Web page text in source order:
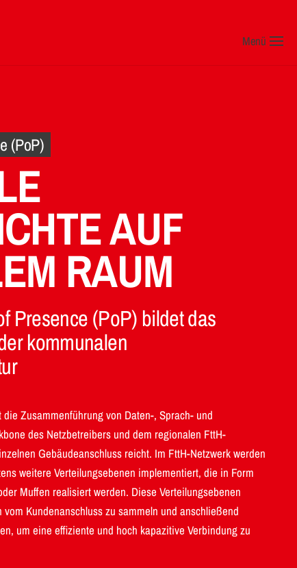
Menü
(PoP)
AUF
RAUM
Presence (PoP) bildet das
kommunalen
Zusammenführung von Daten-, Sprach- und
des Netzbetreibers und dem regionalen FttH-
Gebäudeanschluss reicht. Im FttH-Netzwerk werden
weitere Verteilungsebenen implementiert, die in Form
Muffen realisiert werden. Diese Verteilungsebenen
Kundenanschluss zu sammeln und anschließend
um eine effiziente und hoch kapazitive Verbindung zu